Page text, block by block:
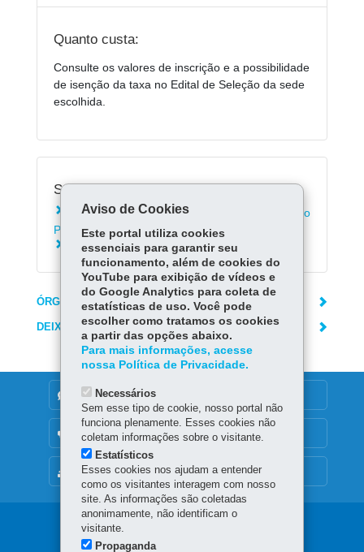
Quanto custa:
Consulte os valores de inscrição e a possibilidade
de isenção da taxa no Edital de Seleção da sede
escolhida.
Serviços Relacionados:
Inscrever-se para seleção da Guarda Mirim do
Paraná
Consultar boletim escolar
ÓRGÃO RESPONSÁVEL
DEIXE SUA OPINIÃO
MAPA DO SITE
DENUNCIE CORRUPÇÃO
OUVIDORIA
Navegação
Aviso de Cookies
Este portal utiliza cookies
essenciais para garantir seu
funcionamento, além de cookies do
YouTube para exibição de vídeos e
do Google Analytics para coleta de
estatísticas de uso. Você pode
escolher como tratamos os cookies
a partir das opções abaixo.
Para mais informações, acesse
nossa Política de Privacidade.
Necessários
Sem esse tipo de cookie, nosso portal não
funciona plenamente. Esses cookies não
coletam informações sobre o visitante.
Estatísticos
Esses cookies nos ajudam a entender
como os visitantes interagem com nosso
site. As informações são coletadas
anonimamente, não identificam o
visitante.
Propaganda